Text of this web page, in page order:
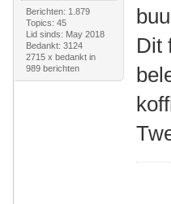
Berichten: 1.879
Topics: 45
Lid sinds: May 2018
Bedankt: 3124
2715 x bedankt in
989 berichten
Dit